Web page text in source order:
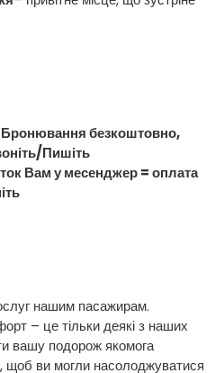
Бронювання безкоштовно,
Пишіть
Вам у месенджер = оплата
нашим пасажирам.
– це тільки деякі з наших
вашу подорож якомога
щоб ви могли насолоджуватися